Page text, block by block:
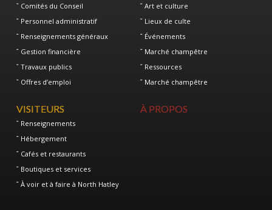
Comités du Conseil
Personnel administratif
Renseignements généraux
Gestion financière
Travaux publics
Offres d’emploi
Art et culture
Lieux de culte
Événements
Marché champêtre
Ressources
Marché champêtre
VISITEURS
Renseignements
Hébergement
Cafés et restaurants
Boutiques et services
À voir et à faire à North Hatley
À PROPOS